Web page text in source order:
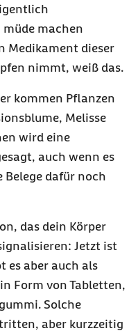
machen
Medikament dieser
nimmt, weiß das.
kommen Pflanzen
Melisse
wird eine
auch wenn es
dafür noch
das dein Körper
Jetzt ist
es aber auch als
Form von Tabletten,
Solche
aber kurzzeitig